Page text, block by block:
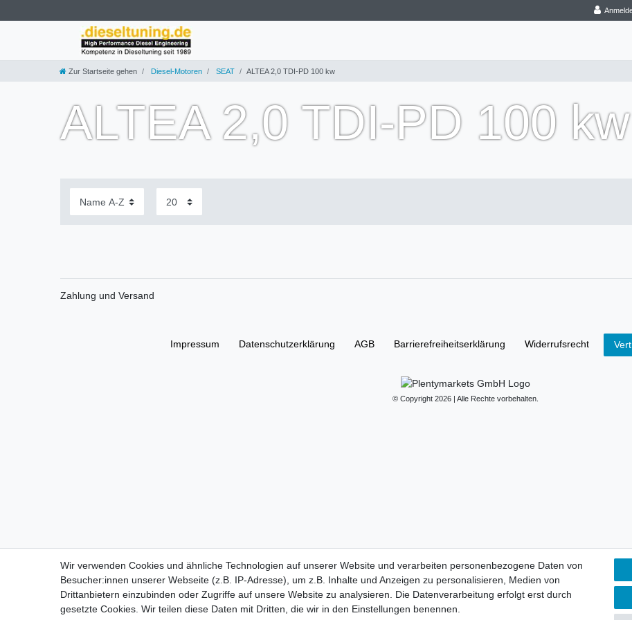
Zur Startseite gehen Diesel-Motoren SEAT ALTEA 2,0 TDI-PD 100 kw
ALTEA 2,0 TDI-PD 100 kw
Zahlung und Versand
Impressum Daten­schutz­erklärung AGB Barrierefreiheitserklärung Widerrufs­recht
© Copyright 2026 | Alle Rechte vorbehalten.
Wir verwenden Cookies und ähnliche Technologien auf unserer Website und verarbeiten personenbezogene Daten von
Besucher:innen unserer Webseite (z.B. IP-Adresse), um z.B. Inhalte und Anzeigen zu personalisieren, Medien von
Drittanbietern einzubinden oder Zugriffe auf unsere Website zu analysieren. Die Datenverarbeitung erfolgt erst durch
gesetzte Cookies. Wir teilen diese Daten mit Dritten, die wir in den Einstellungen benennen.